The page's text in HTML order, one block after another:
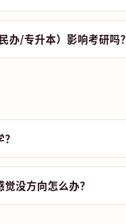
办/专升本）影响考研吗？
没方向怎么办？